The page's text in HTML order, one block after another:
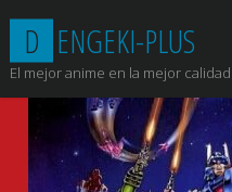
contenido
D ENGEKI-PLUS
El mejor anime en la mejor calidad